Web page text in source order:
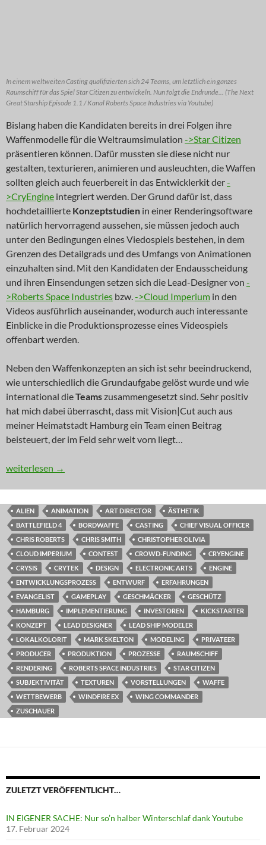
In einem weltweiten Casting qualifizierten sich 24 Teams, um letztlich ein ganzes
Raumschiff für das Spiel Star Citizen zu entwickeln. Nun folgt die Endrunde... (The Next
Great Starship Episode 1.1 / Kanal Roberts Space Industries via Youtube)
Bislang haben die Kandidaten bereits in drei Folgen ihre
Waffenmodelle für die Weltraumsimulation ->Star Citizen
präsentieren können. Dafür mussten sie diese nicht nur
gestalten, texturieren, animieren und ausleuchten, die Waffen
sollten gleich auch feuerbereit in das Entwicklerkit der-
>CryEngine integriert werden. Der Grund dafür ist, dass
hochdetaillierte Konzeptstudien in einer Renderingsoftware
natürlich hervorragend aussehen, sie müssen jedoch auch
unter den Bedingungen eines Viedospiels bestehen, in dem
Grenzen des Detailgrads und des Umfangs von Animationen
einzuhalten sind. Mit den Kandidaten der Endausscheidung
und ihren Einsendungen setzen sich die Lead-Designer von -
>Roberts Space Industries bzw.->Cloud Imperium in den
Videos ausführlich auseinander, wodurch auch interessante
Einblicke in die Produktionsprozesse eines Videospiels
offenbart werden.
Neben den Waffenkonzepten an sich ist sehr beeindruckend,
wie unterschiedlich die Grundaufgabe gelöst wurde und wie
international dieTeamszusammengesetzt sind. Sehr positiv
hat mich dabei überrascht, dass mit Vision|Cut auch aus
meiner Heimatstadt Hamburg ein Team einen Beitrag
beisteuert, der im Feld sehr weit vorn liegt…
NEWS: Germany’s Next Ship Model
weiterlesen →
ALIEN ANIMATION ART DIRECTOR
ÄSTHETIK
BATTLEFIELD 4
BORDWAFFE CASTING
CHIEF VISUAL OFFICER
CHRIS ROBERTS
CHRIS SMITH
CHRISTOPHER OLIVIA
CLOUD IMPERIUM
CONTEST CROWD-FUNDING
CRYENGINE
CRYSIS
CRYTEK DESIGN ELECTRONIC ARTS
ENGINE
ENTWICKLUNGSPROZESS
ENTWURF
ERFAHRUNGEN
EVANGELIST
GAMEPLAY GESCHMÄCKER
GESCHÜTZ
HAMBURG
IMPLEMENTIERUNG INVESTOREN
KICKSTARTER
KONZEPT
LEAD DESIGNER
LEAD SHIP MODELER
LOKALKOLORIT
MARK SKELTON MODELING
PRIVATEER
PRODUCER
PRODUKTION PROZESSE
RAUMSCHIFF
RENDERING
ROBERTS SPACE INDUSTRIES
STAR CITIZEN
SUBJEKTIVITÄT
TEXTUREN VORSTELLUNGEN
WAFFE
WETTBEWERB
WINDFIRE EX
WING COMMANDER
ZUSCHAUER
ZULETZT VERÖFFENTLICHT…
IN EIGENER SACHE: Nur so’n halber Winterschlaf dank Youtube
17. Februar 2024